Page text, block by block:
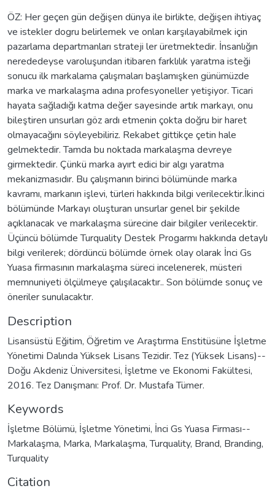
ÖZ: Her geçen gün değişen dünya ile birlikte, değişen ihtiyaç
ve istekler dogru belirlemek ve onları karşılayabilmek için
pazarlama departmanları strateji ler üretmektedir. İnsanlığın
nerededeyse varoluşundan itibaren farklılık yaratma isteği
sonucu ilk markalama çalışmaları başlamışken günümüzde
marka ve markalaşma adına profesyoneller yetişiyor. Ticari
hayata sağladığı katma değer sayesinde artık markayı, onu
bileştiren unsurları göz ardı etmenin çokta doğru bir haret
olmayacağını söyleyebiliriz. Rekabet gittikçe çetin hale
gelmektedir. Tamda bu noktada markalaşma devreye
girmektedir. Çünkü marka ayırt edici bir algı yaratma
mekanizmasıdır. Bu çalışmanın birinci bölümünde marka
kavramı, markanın işlevi, türleri hakkında bilgi verilecektir.İkinci
bölümünde Markayı oluşturan unsurlar genel bir şekilde
açıklanacak ve markalaşma sürecine dair bilgiler verilecektir.
Üçüncü bölümde Turquality Destek Progarmı hakkında detaylı
bilgi verilerek; dördüncü bölümde örnek olay olarak İnci Gs
Yuasa firmasının markalaşma süreci incelenerek, müsteri
memnuniyeti ölçülmeye çalışılacaktır.. Son bölümde sonuç ve
öneriler sunulacaktır.
Description
Lisansüstü Eğitim, Öğretim ve Araştırma Enstitüsüne İşletme
Yönetimi Dalında Yüksek Lisans Tezidir. Tez (Yüksek Lisans)--
Doğu Akdeniz Üniversitesi, İşletme ve Ekonomi Fakültesi,
2016. Tez Danışmanı: Prof. Dr. Mustafa Tümer.
Keywords
İşletme Bölümü, İşletme Yönetimi, İnci Gs Yuasa Firması--
Markalaşma, Marka, Markalaşma,Turquality, Brand, Branding,
Turquality
Citation